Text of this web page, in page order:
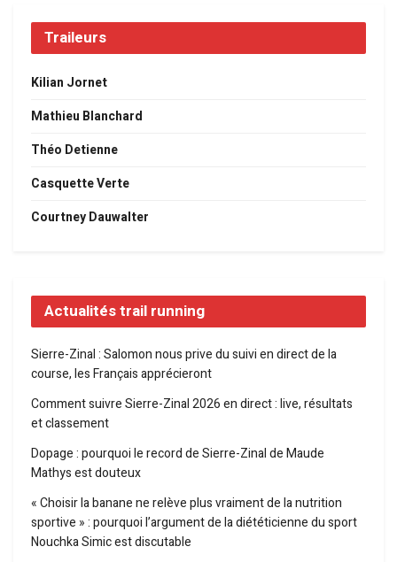
Traileurs
Kilian Jornet
Mathieu Blanchard
Théo Detienne
Casquette Verte
Courtney Dauwalter
Actualités trail running
Sierre-Zinal : Salomon nous prive du suivi en direct de la
course, les Français apprécieront
Comment suivre Sierre-Zinal 2026 en direct : live, résultats
et classement
Dopage : pourquoi le record de Sierre-Zinal de Maude
Mathys est douteux
« Choisir la banane ne relève plus vraiment de la nutrition
sportive » : pourquoi l’argument de la diététicienne du sport
Nouchka Simic est discutable